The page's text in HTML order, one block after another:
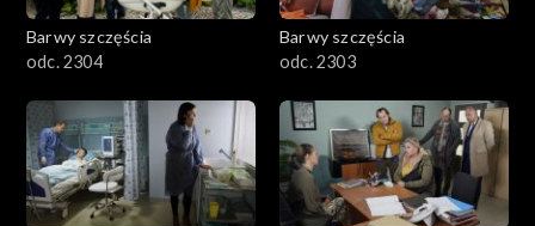
Barwy szczęścia
odc. 2304
Barwy szczęścia
odc. 2303